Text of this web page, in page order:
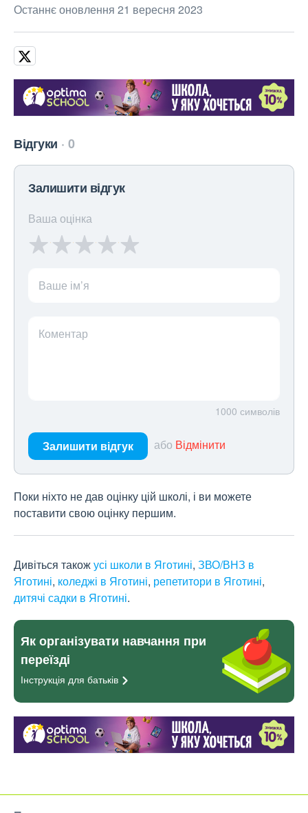
Останнє оновлення 21 вересня 2023
Відгуки 0
Залишити відгук
Ваша оцінка
Ваше ім’я
Коментар
1000 символів
Залишити відгук або Відмінити
Поки ніхто не дав оцінку цій школі, і ви можете
поставити свою оцінку першим.
Дивіться такожусі школи в Яготині, ЗВО/ВНЗ в
Яготині, коледжі в Яготині, репетитори в Яготині,
дитячі садки в Яготині.
Як організувати навчання при
переїзді
Інструкція для батьків